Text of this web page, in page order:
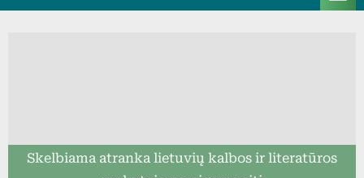
Skelbiama atranka lietuvių kalbos ir literatūros